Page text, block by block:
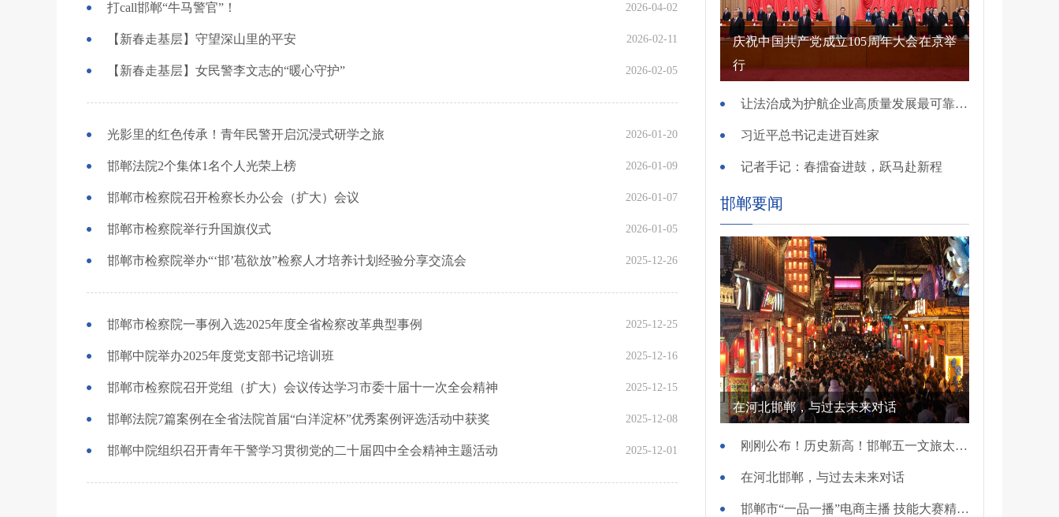
打call邯郸“牛马警官”！ 2026-04-02
【新春走基层】守望深山里的平安 2026-02-11
【新春走基层】女民警李文志的“暖心守护” 2026-02-05
光影里的红色传承！青年民警开启沉浸式研学之旅 2026-01-20
邯郸法院2个集体1名个人光荣上榜 2026-01-09
邯郸市检察院召开检察长办公会（扩大）会议 2026-01-07
邯郸市检察院举行升国旗仪式 2026-01-05
邯郸市检察院举办“‘邯’苞欲放”检察人才培养计划经验分享交流会 2025-12-26
邯郸市检察院一事例入选2025年度全省检察改革典型事例 2025-12-25
邯郸中院举办2025年度党支部书记培训班 2025-12-16
邯郸市检察院召开党组（扩大）会议传达学习市委十届十一次全会精神 2025-12-15
邯郸法院7篇案例在全省法院首届“白洋淀杯”优秀案例评选活动中获奖 2025-12-08
邯郸中院组织召开青年干警学习贯彻党的二十届四中全会精神主题活动 2025-12-01
庆祝中国共产党成立105周年大会在京举
行
让法治成为护航企业高质量发展最可靠保障——国新办发布会介绍规范涉企行政执法专项行动有关情况
习近平总书记走进百姓家
记者手记：春擂奋进鼓，跃马赴新程
邯郸要闻
在河北邯郸，与过去未来对话
刚刚公布！历史新高！邯郸五一文旅太火爆！
在河北邯郸，与过去未来对话
邯郸市“一品一播”电商主播 技能大赛精彩开赛